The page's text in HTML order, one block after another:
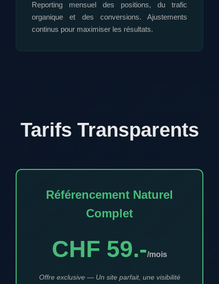
Reporting mensuel des positions, du trafic
organique et des conversions. Ajustements
continus pour maximiser les résultats.
Tarifs Transparents
Référencement Naturel
Complet
CHF 59.-/mois
Offre exclusive — Un site parfait, une visibilité